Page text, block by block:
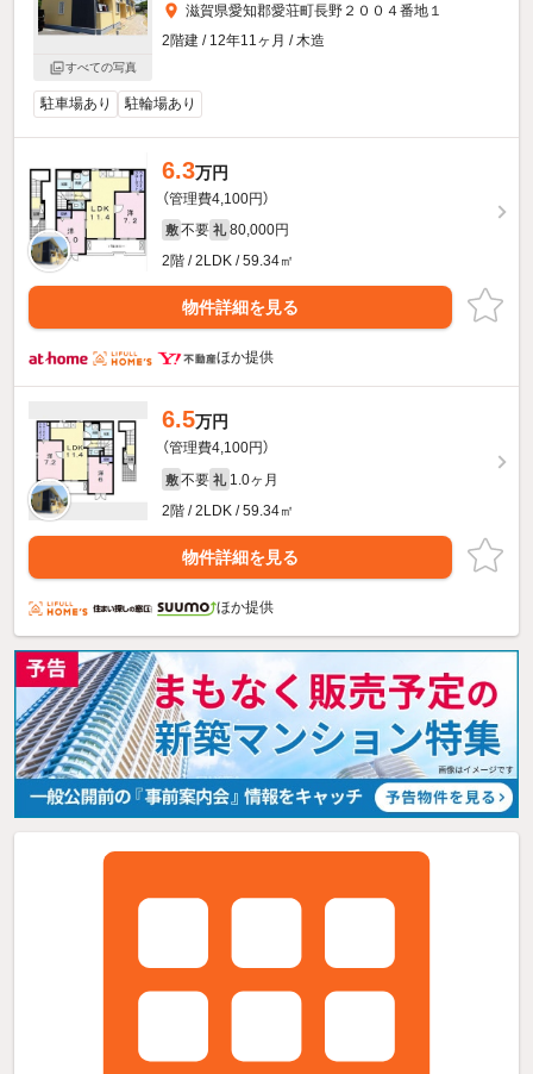
すべての写真
滋賀県愛知郡愛荘町長野２００４番地１
2階建 / 12年11ヶ月 / 木造
駐車場あり 駐輪場あり
6.3万円
（管理費4,100円）
敷 不要 礼 80,000円
2階 / 2LDK / 59.34㎡
物件詳細を見る
ほか提供
6.5万円
（管理費4,100円）
敷 不要 礼 1.0ヶ月
2階 / 2LDK / 59.34㎡
物件詳細を見る
ほか提供